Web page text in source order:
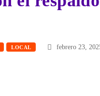
LOCAL febrero 23,